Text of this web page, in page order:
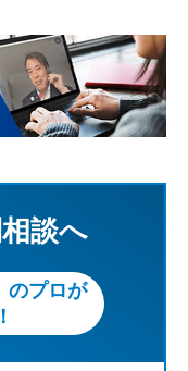
談へ
のプロが